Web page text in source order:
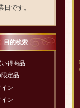
日です。
目的検索
い得商品
定品
ン
ン